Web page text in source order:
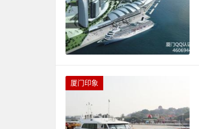
厦门印象